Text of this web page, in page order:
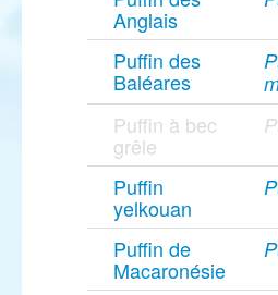
Anglais
Puffin des
Baléares
Puffin à bec
grêle
Puffin
yelkouan
Puffin de
Macaronésie